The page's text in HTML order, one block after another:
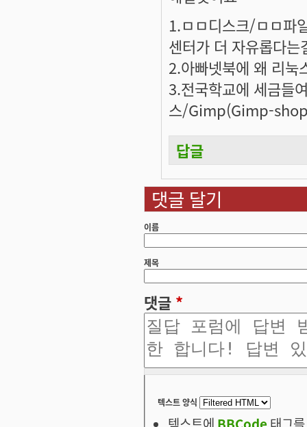
1.ㅁㅁ디스크/ㅁㅁ파
센터가 더 자유롭다는
2.아빠넷북에 왜 리
3.전국학교에 세금들
스/Gimp(Gimp-
답글
댓글 달기
이름
제목
댓글 *
텍스트 양식
텍스트에 BBCode태그